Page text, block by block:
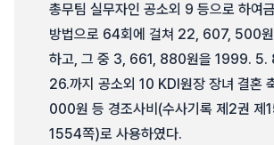
총무팀 실무자인 공소외 9 등으로 하여
방법으로 64회에 걸쳐 22, 607, 500원
하고, 그 중 3, 661, 880원을 1999. 5.
26.까지 공소외 10 KDI원장 장녀 결혼
000원 등 경조사비(수사기록 제2권 제
1554쪽)로 사용하였다.